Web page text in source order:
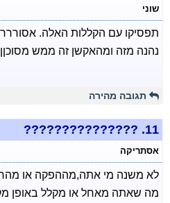
שוני
תפסיקו עם הקללות האלה.
נהנה מזה ומהאקשן זה ממש
תגובה מהירה
11.
???????????????
אסתריקה
לא משנה מי אתה,מההפקה או
מה שאתה מאחל או מקלל באופן